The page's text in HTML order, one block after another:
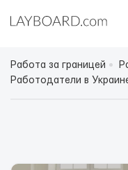
Работа за границей
Работодатели в